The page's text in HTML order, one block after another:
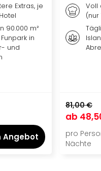
Extras, je
90.000 m²
in
und
Angebot
Voll
81,00 €
ab
pro
Nächte